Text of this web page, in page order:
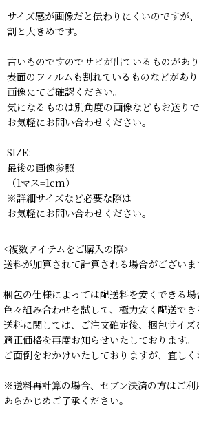
サイズ感が画像だと伝わりにくいのですが、
割と大きめです。
古いものですのでサビが出ているものがあり
表面のフィルムも割れているものなどがあり
画像にてご確認ください。
気になるものは別角度の画像などもお送り
お気軽にお問い合わせください。
SIZE:
最後の画像参照
（1マス=1cm）
※詳細サイズなど必要な際は
お気軽にお問い合わせください。
<複数アイテムをご購入の際>
送料が加算されて計算される場合がございま
梱包の仕様によっては配送料を安くできる場
色々組み合わせを試して、極力安く配送でき
送料に関しては、ご注文確定後、梱包サイズ
適正価格を再度お知らせいたしております。
ご面倒をおかけいたしておりますが、宜しく
※送料再計算の場合、セブン決済の方はご利
あらかじめご了承ください。